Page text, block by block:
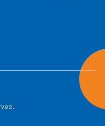
i ett nytt fönster)
(Öppnas i ett nytt